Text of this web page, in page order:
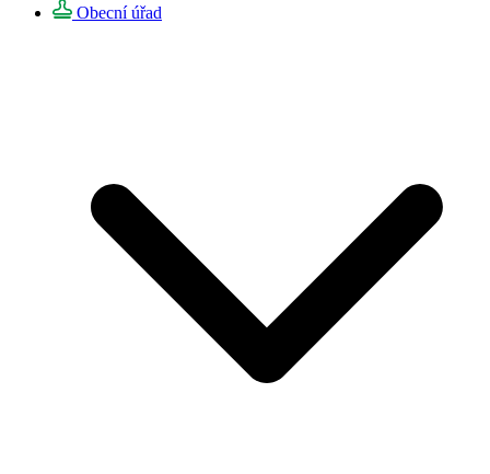
Obecní úřad